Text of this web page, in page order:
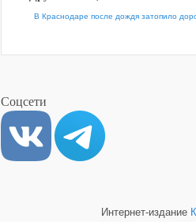
В Краснодаре после дождя затопило
Соцсети
Интернет-издание